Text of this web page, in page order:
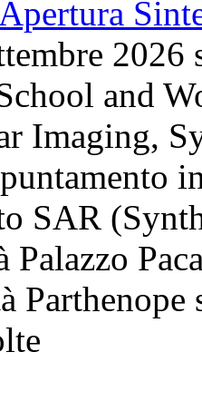
and
Imaging,
SAR
Palazzo